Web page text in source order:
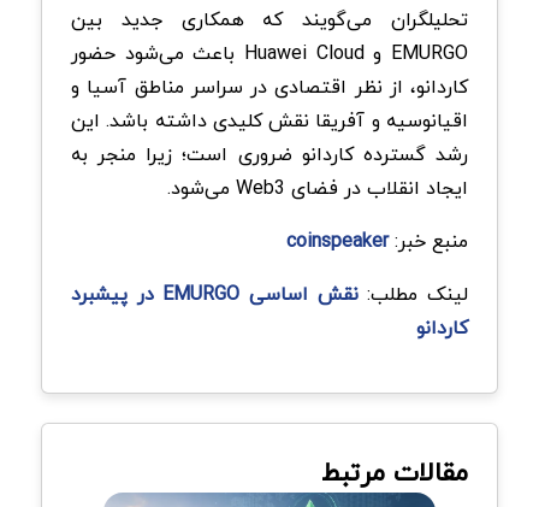
تحلیلگران می‌گویند که همکاری جدید بین
EMURGO و Huawei Cloud باعث می‌شود‌ حضور
کاردانو، از نظر اقتصادی در سراسر مناطق آسیا و
اقیانوسیه و آفریقا نقش کلیدی داشته باشد. این
رشد گسترده کاردانو ضروری است؛ زیرا منجر به
ایجاد انقلاب در فضای Web3 می‌شود.
منبع خبر:coinspeaker
لینک مطلب:
نقش اساسی EMURGO در پیشبرد
کاردانو
مقالات مرتبط